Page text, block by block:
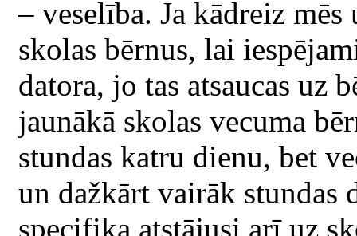
– veselība. Ja kādreiz
skolas bērnus, lai
datora, jo tas atsaucas uz
jaunākā skolas vecuma
stundas katru dienu, bet
un dažkārt vairāk stundas
specifika atstājusi arī uz